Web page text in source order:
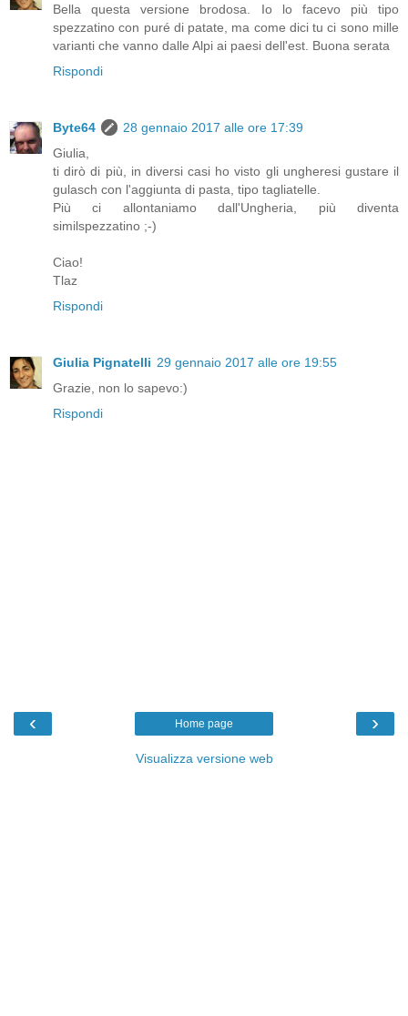
Bella questa versione brodosa. Io lo facevo più tipo
spezzatino con puré di patate, ma come dici tu ci sono mille
varianti che vanno dalle Alpi ai paesi dell'est. Buona serata
Rispondi
Byte64
28 gennaio 2017 alle ore 17:39
Giulia,
ti dirò di più, in diversi casi ho visto gli ungheresi gustare il
gulasch con l'aggiunta di pasta, tipo tagliatelle.
Più ci allontaniamo dall'Ungheria, più diventa
similspezzatino ;-)
Ciao!
Tlaz
Rispondi
Giulia Pignatelli 29 gennaio 2017 alle ore 19:55
Grazie, non lo sapevo:)
Rispondi
‹ ›
Home page
Visualizza versione web